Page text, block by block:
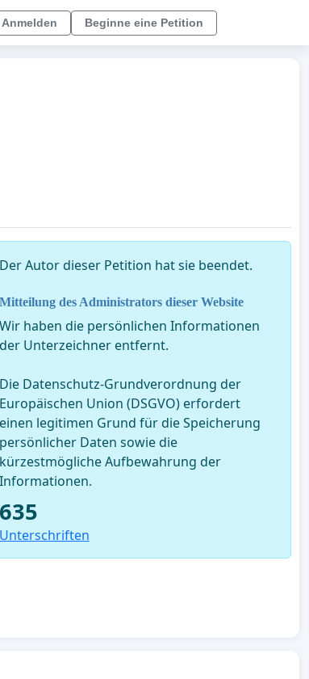
Anmelden Beginne eine Petition
Der Autor dieser Petition hat sie beendet.
Mitteilung des Administrators dieser Website
Wir haben die persönlichen Informationen
der Unterzeichner entfernt.
Die Datenschutz-Grundverordnung der
Europäischen Union (DSGVO) erfordert
einen legitimen Grund für die Speicherung
persönlicher Daten sowie die
kürzestmögliche Aufbewahrung der
Informationen.
635
Unterschriften